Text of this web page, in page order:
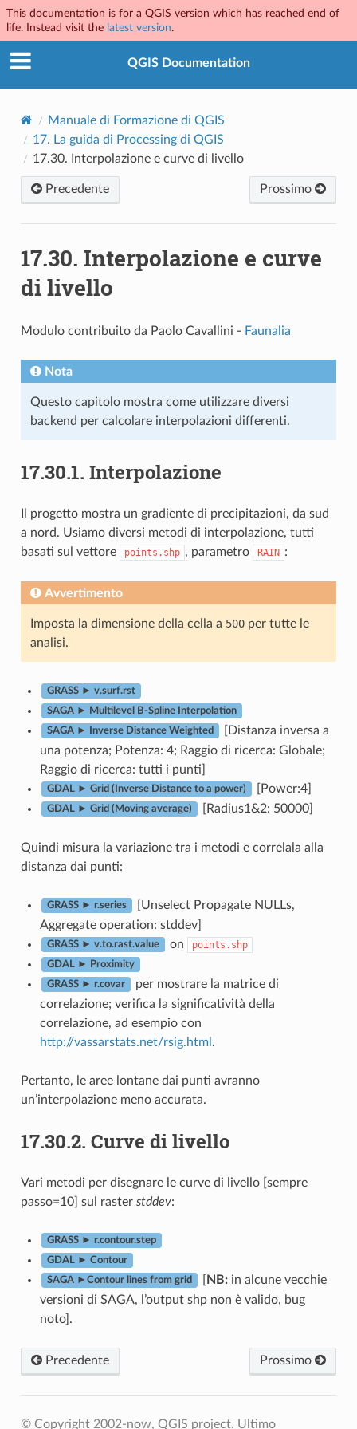
This documentation is for a QGIS version which has reached end of
life. Instead visit the latest version.
QGIS Documentation
Manuale di Formazione di QGIS
17. La guida di Processing di QGIS
17.30.
Interpolazione e curve di livello
Precedente Prossimo
17.30. Interpolazione e curve
di livello
Modulo contribuito da Paolo Cavallini - Faunalia
Nota
Questo capitolo mostra come utilizzare diversi
backend per calcolare interpolazioni differenti.
17.30.1. Interpolazione
Il progetto mostra un gradiente di precipitazioni, da sud
a nord. Usiamo diversi metodi di interpolazione, tutti
basati sul vettore
points.shp , parametro RAIN :
Avvertimento
Imposta la dimensione della cella a 500per tutte le
analisi.
GRASS ► v.surf.rst
SAGA ► Multilevel B-Spline Interpolation
SAGA ► Inverse Distance Weighted
[Distanza inversa a
una potenza; Potenza: 4; Raggio di ricerca: Globale;
Raggio di ricerca: tutti i punti]
GDAL ► Grid (Inverse Distance to a power) [Power:4]
GDAL ► Grid (Moving average) [Radius1&2: 50000]
Quindi misura la variazione tra i metodi e correlala alla
distanza dai punti:
GRASS ► r.series
[Unselect Propagate NULLs,
Aggregate operation: stddev]
GRASS ► v.to.rast.value on points.shp
GDAL ► Proximity
GRASS ► r.covar
per mostrare la matrice di
correlazione; verifica la significatività della
correlazione, ad esempio con
http://vassarstats.net/rsig.html .
Pertanto, le aree lontane dai punti avranno
un’interpolazione meno accurata.
17.30.2. Curve di livello
Vari metodi per disegnare le curve di livello [sempre
passo=10] sul raster stddev:
GRASS ► r.contour.step
GDAL ► Contour
SAGA ►Contour lines from grid NB:in alcune vecchie
versioni di SAGA, l’output shp non è valido, bug
noto].
Precedente Prossimo
© Copyright 2002-now, QGIS project. Ultimo